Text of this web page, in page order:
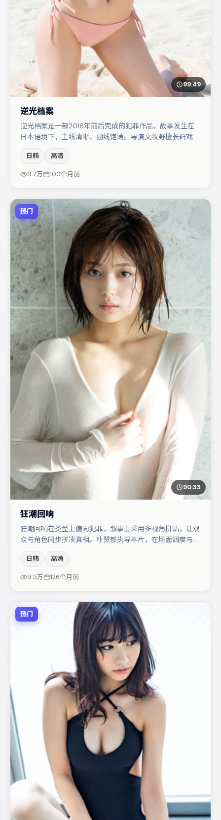
99:49
逆光档案
逆光档案是一部2018年前后完成的犯罪作品，故事发生在
日本语境下，主线清晰、副线饱满。导演文牧野擅长群戏与
片中承担叙事驱动，孔刘、大鹏分别提供反差与喜剧/悬疑
调剂（视场次而定）。整体完成度较高，适合周末一口气追
日韩 高清
9.7万 100个月前
热门
90:33
狂潮回响
狂潮回响在类型上偏向犯罪，叙事上采用多视角拼贴，让观
众与角色同步拼凑真相。朴赞郁执导本片，在场面调度与表
中承担叙事驱动，章子怡、菅田将晖分别提供反差与喜剧/
悬疑调剂（视场次而定）。节奏紧凑、反转有度，值得列入
日韩 高清
9.5万 126个月前
热门